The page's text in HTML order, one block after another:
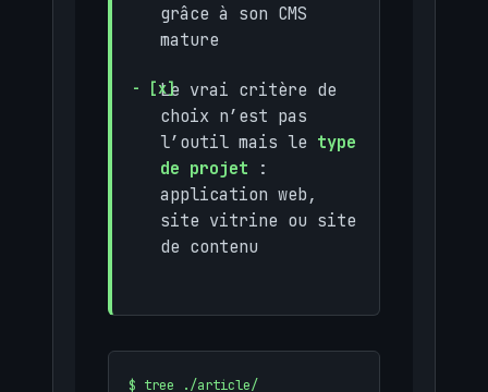
grâce à son CMS
mature
Le vrai critère de
choix n’est pas
l’outil mais le type
de projet :
application web,
site vitrine ou site
de contenu